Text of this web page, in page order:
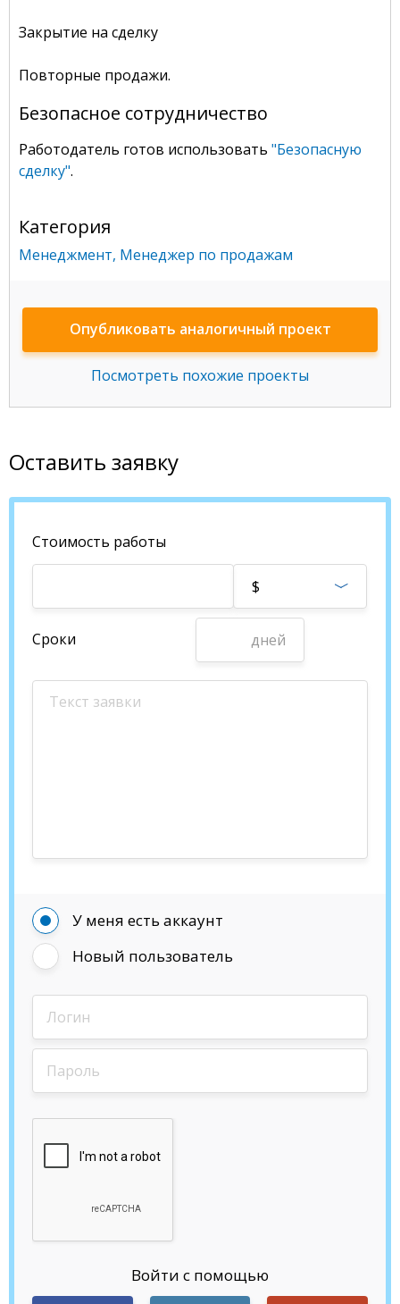
Закрытие на сделку
Повторные продажи.
Безопасное сотрудничество
Работодатель готов использовать "Безопасную
сделку".
Категория
Менеджмент, Менеджер по продажам
Опубликовать аналогичный проект
Посмотреть похожие проекты
Оставить заявку
Стоимость работы
$
Сроки дней
У меня есть аккаунт
Новый пользователь
Войти с помощью